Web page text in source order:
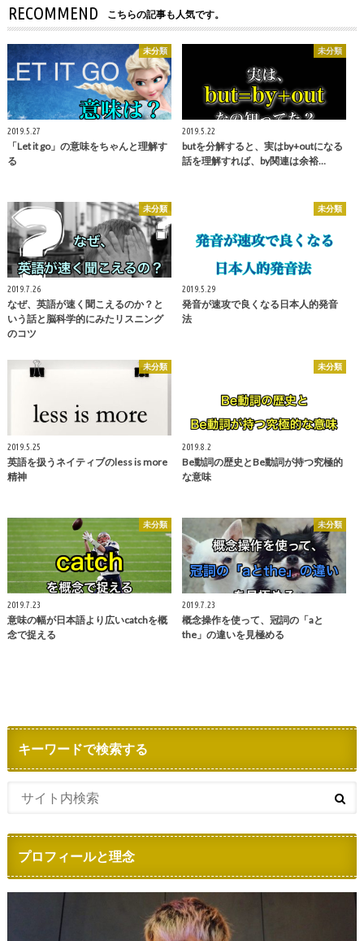
RECOMMEND こちらの記事も人気です。
未分類
2019.5.27
「Let it go」の意味をちゃんと理解す
る
未分類
2019.5.22
butを分解すると、実はby+outになる
話を理解すれば、by関連は余裕…
未分類
2019.7.26
なぜ、英語が速く聞こえるのか？と
いう話と脳科学的にみたリスニング
のコツ
未分類
2019.5.29
発音が速攻で良くなる日本人的発音
法
未分類
2019.5.25
英語を扱うネイティブのless is more
精神
未分類
2019.8.2
Be動詞の歴史とBe動詞が持つ究極的
な意味
未分類
2019.7.23
意味の幅が日本語より広いcatchを概
念で捉える
未分類
2019.7.23
概念操作を使って、冠詞の「aと
the」の違いを見極める
キーワードで検索する
プロフィールと理念